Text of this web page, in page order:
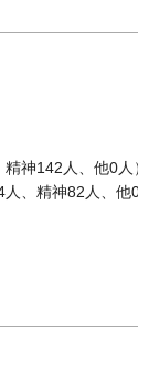
神142人、他0人）
人、精神82人、他0